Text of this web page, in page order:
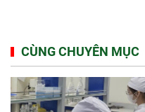
CÙNG CHUYÊN MỤC